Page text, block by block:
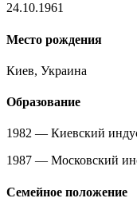
24.10.1961
Место рождения
Киев, Украина
Образование
1982 — Киевский
1987 — Московский
Семейное положение